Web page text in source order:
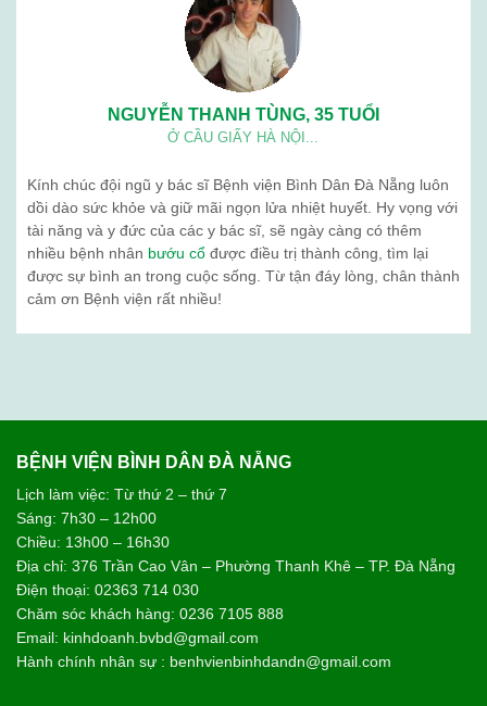
NGUYỄN THANH TÙNG, 35 TUỔI
Ở CẦU GIẤY HÀ NỘI...
Kính chúc đội ngũ y bác sĩ Bệnh viện Bình Dân Đà Nẵng luôn
dồi dào sức khỏe và giữ mãi ngọn lửa nhiệt huyết. Hy vọng với
tài năng và y đức của các y bác sĩ, sẽ ngày càng có thêm
nhiều bệnh nhân bướu cổ được điều trị thành công, tìm lại
được sự bình an trong cuộc sống. Từ tận đáy lòng, chân thành
cảm ơn Bệnh viện rất nhiều!
BỆNH VIỆN BÌNH DÂN ĐÀ NẴNG
Lịch làm việc: Từ thứ 2 – thứ 7
Sáng: 7h30 – 12h00
Chiều: 13h00 – 16h30
Địa chỉ: 376 Trần Cao Vân – Phường Thanh Khê – TP. Đà Nẵng
Điện thoại: 02363 714 030
Chăm sóc khách hàng: 0236 7105 888
Email: kinhdoanh.bvbd@gmail.com
Hành chính nhân sự : benhvienbinhdandn@gmail.com